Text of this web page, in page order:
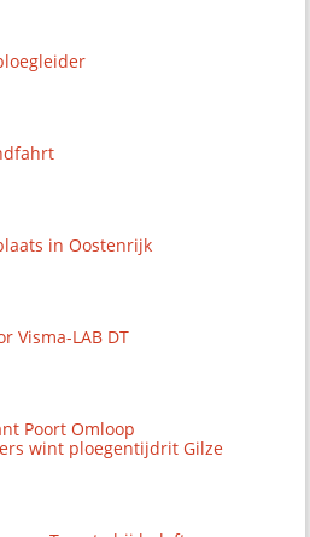
in Oostenrijk
Visma-LAB DT
Poort Omloop
wint ploegentijdrit Gilze